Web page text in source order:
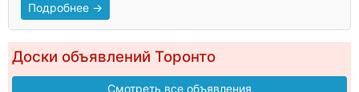
Подробнее →
Доски объявлений Торонто
Смотреть все объявления